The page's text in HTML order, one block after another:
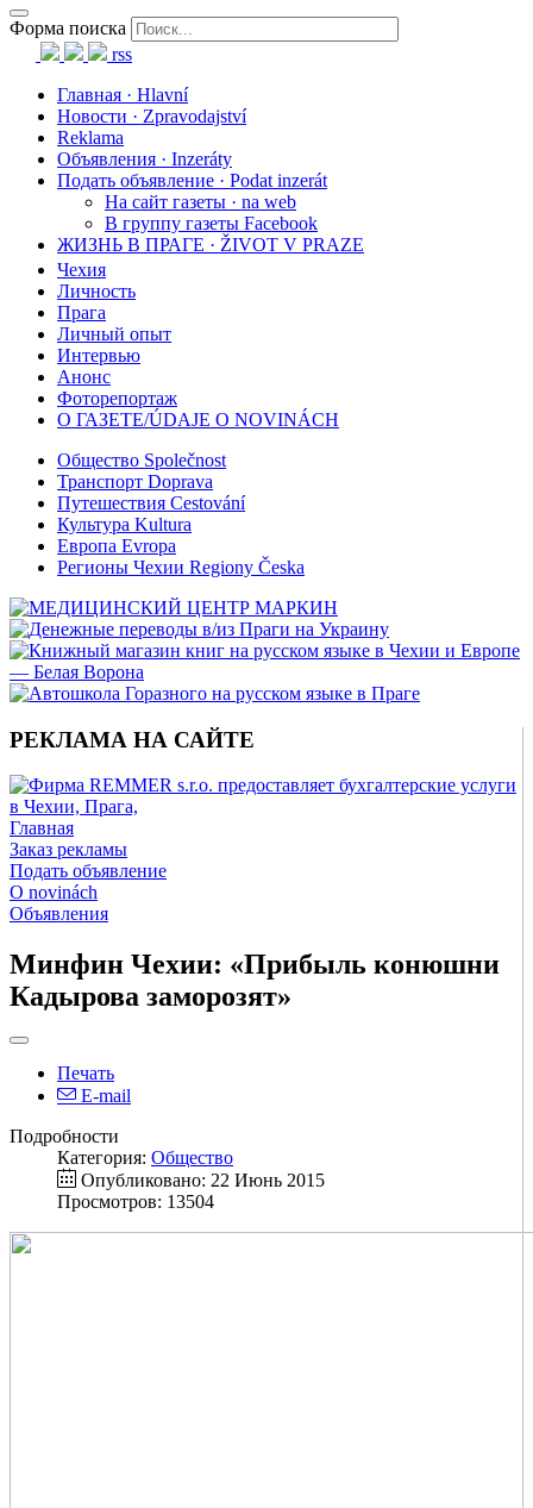
Форма поиска
rss
Главная · Hlavní
Новости · Zpravodajství
Reklama
Объявления · Inzeráty
Подать объявление · Podat inzerát
На сайт газеты · na web
В группу газеты Facebook
ЖИЗНЬ В ПРАГЕ · ŽIVOT V PRAZE
Чехия
Личность
Прага
Личный опыт
Интервью
Анонс
Фоторепортаж
О ГАЗЕТЕ/ÚDAJE O NOVINÁCH
Общество Společnost
Транспорт Doprava
Путешествия Cestování
Культура Kultura
Европа Evropa
Регионы Чехии Regiony Česka
РЕКЛАМА НА САЙТЕ
Главная
Заказ рекламы
Подать объявление
O novinách
Объявления
Минфин Чехии: «Прибыль конюшни
Кадырова заморозят»
Печать
E-mail
Подробности
Категория: Общество
Опубликовано: 22 Июнь 2015
Просмотров: 13504